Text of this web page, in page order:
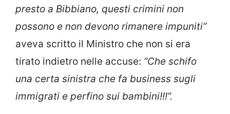
presto a Bibbiano, questi crimini non
possono e non devono rimanere impuniti”
aveva scritto il Ministro che non si era
tirato indietro nelle accuse: “Che schifo
una certa sinistra che fa business sugli
immigrati e perfino sui bambini!!!”.